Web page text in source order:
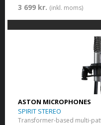
3 699 kr. (inkl. moms)
ASTON MICROPHONES
SPIRIT STEREO
Transformer-based multi-